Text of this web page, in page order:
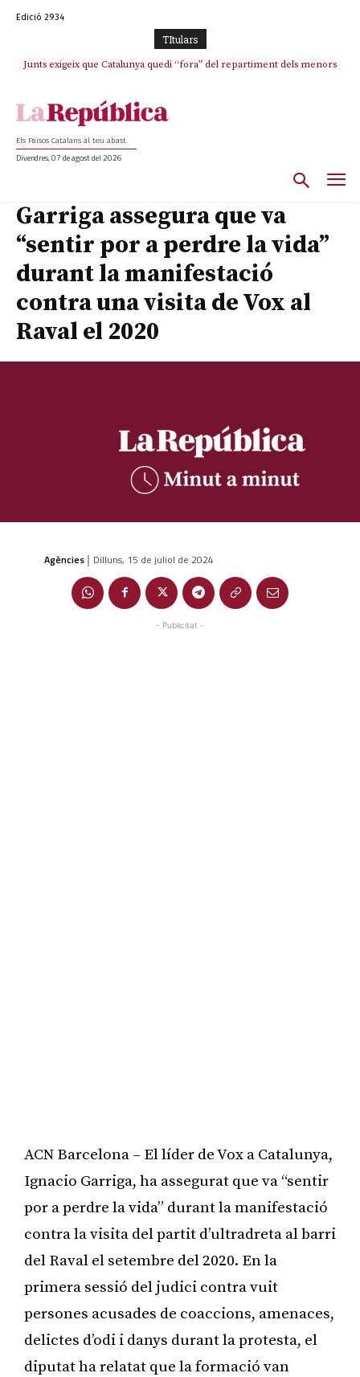
Edició 2934
TItulars
Junts exigeix que Catalunya quedi “fora” del repartiment dels menors
Junqueras demana a l’Estat que assumeixi “responsabilitats” pel “drama
Els Països Catalans al teu abast
Divendres, 07 de agost del 2026
Garriga assegura que va
“sentir por a perdre la vida”
durant la manifestació
contra una visita de Vox al
Raval el 2020
Agències | Dilluns, 15 de juliol de 2024
- Publicitat -
ACN Barcelona – El líder de Vox a Catalunya,
Ignacio Garriga, ha assegurat que va “sentir
por a perdre la vida” durant la manifestació
contra la visita del partit d’ultradreta al barri
del Raval el setembre del 2020. En la
primera sessió del judici contra vuit
persones acusades de coaccions, amenaces,
delictes d’odi i danys durant la protesta, el
diputat ha relatat que la formació van